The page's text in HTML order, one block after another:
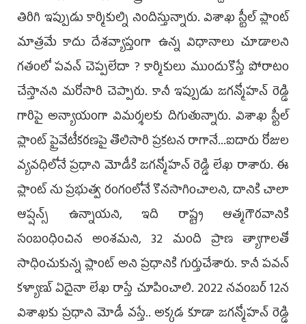
తిరిగి ఇప్పుడు కార్మికుల్ని నిందిస్తున్నారు. విశాఖ స్టీల్ ప్లాంట్
మాత్రమే కాదు దేశవ్యాప్తంగా ఉన్న విధానాలు చూడాలని
గతంలో పవన్ చెప్పలేదా ? కార్మికులు ముందుకొస్తే పోరాటం
చేస్తానని మరోసారి చెప్పారు. కానీ ఇప్పుడు జగన్మోహన్ రెడ్డి
గారిపై అన్యాయంగా విమర్శలకు దిగుతున్నారు. విశాఖ స్టీల్
ప్లాంట్ ప్రైవేటీకరణపై తొలిసారి ప్రకటన రాగానే...ఐదారు రోజుల
వ్యవధిలోనే ప్రధాని మోడీకి జగన్మోహన్ రెడ్డి లేఖ రాశారు. ఈ
ప్లాంట్ ను ప్రభుత్వ రంగంలోనే కొనసాగించాలని, దానికి చాలా
ఆప్షన్స్ ఉన్నాయని, ఇది రాష్ట్ర ఆత్మగౌరవానికి
సంబంధించిన అంశమని, 32 మంది ప్రాణ త్యాగాలతో
సాధించుకున్న ప్లాంట్ అని ప్రధానికి గుర్తుచేశారు. కానీ పవన్
కళ్యాణ్ ఏదైనా లేఖ రాస్తే చూపించాలి. 2022 నవంబర్ 12న
విశాఖకు ప్రధాని మోడీ వస్తే.. అక్కడ కూడా జగన్మోహన్ రెడ్డి